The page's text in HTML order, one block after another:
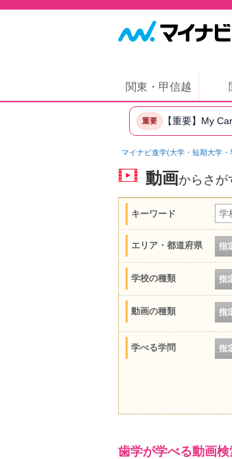
関東・甲信越
重要 【重要】My
マイナビ進学(大学・短期大学・
動画からさが
キーワード
エリア・都道府県 指
学校の種類 指
動画の種類 指
学べる学問 指
歯学が学べる動画